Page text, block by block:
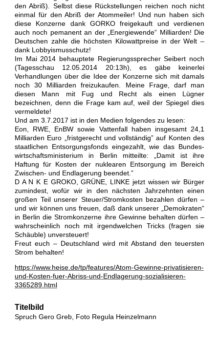
den Abriß). Selbst diese Rückstellungen reichen noch nicht
einmal für den Abriß der Atommeiler! Und nun haben sich
diese Konzerne dank GORKO freigekauft und verdienen
auch noch pemanent an der „Energiewende“ Milliarden! Die
Deutschen zahle die höchsten Kilowattpreise in der Welt –
dank Lobbyismusschutz!
Im Mai 2014 behauptete Regierungssprecher Seibert noch
(Tagesschau 12.05.2014 20:13h), es gäbe keinerlei
Verhandlungen über die Idee der Konzerne sich mit damals
noch 30 Milliarden freizukaufen. Meine Frage, darf man
diesen Mann mit Fug und Recht als einen Lügner
bezeichnen, denn die Frage kam auf, weil der Spiegel dies
vermeldete!
Und am 3.7.2017 ist in den Medien folgendes zu lesen:
Eon, RWE, EnBW sowie Vattenfall haben insgesamt 24,1
Milliarden Euro „fristgerecht und vollständig” auf Konten des
staatlichen Entsorgungsfonds eingezahlt, wie das Bundes-
wirtschaftsministerium in Berlin mitteilte: „Damit ist ihre
Haftung für Kosten der nuklearen Entsorgung im Bereich
Zwischen- und Endlagerung beendet.”
D A N K E GROKO, GRÜNE, LINKE jetzt wissen wir Bürger
zumindest, wofür wir in den nächsten Jahrzehnten einen
großen Teil unserer Steuer/Stromkosten bezahlen dürfen –
und wir können uns freuen, daß dank unserer „Demokraten“
in Berlin die Stromkonzerne ihre Gewinne behalten dürfen –
wahrscheinlich noch mit irgendwelchen Tricks (fragen sie
Schäuble) unversteuert!
Freut euch – Deutschland wird mit Abstand den teuersten
Strom behalten!
https://www.heise.de/tp/features/Atom-Gewinne-privatisieren-
und-Kosten-fuer-Abriss-und-Endlagerung-sozialisieren-
3365289.html
Titelbild
Spruch Gero Greb, Foto Regula Heinzelmann